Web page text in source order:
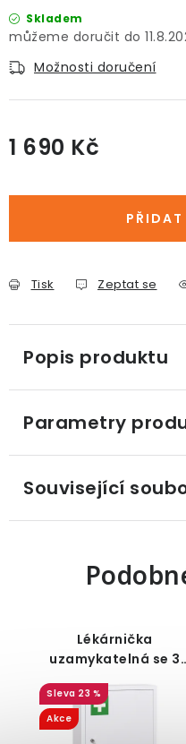
Skladem
Možnosti doručení
1 690 Kč
Tisk Zeptat se
Popis produktu
Parametry
Související
Lékárnička
uzamykatelná se 3
přihrádkami,
ocelová bílá, 40 x 15 x
53,5 cm
23 %
Akce